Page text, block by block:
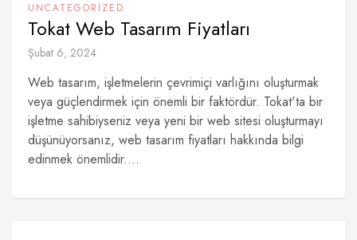
UNCATEGORIZED
Tokat Web Tasarım Fiyatları
Şubat 6, 2024
Web tasarım, işletmelerin çevrimiçi varlığını oluşturmak
veya güçlendirmek için önemli bir faktördür. Tokat'ta bir
işletme sahibiyseniz veya yeni bir web sitesi oluşturmayı
düşünüyorsanız, web tasarım fiyatları hakkında bilgi
edinmek önemlidir....